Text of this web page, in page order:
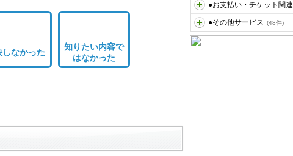
●お支払い・チケット関連
●その他サービス (48件)
しなかった
知りたい内容で
はなかった